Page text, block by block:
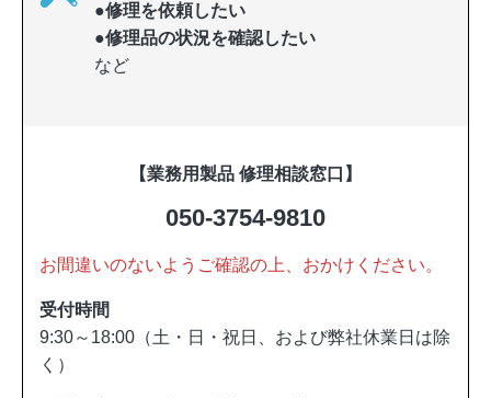
●修理を依頼したい
●修理品の状況を確認したい
など
【業務用製品 修理相談窓口】
050-3754-9810
お間違いのないようご確認の上、おかけください。
受付時間
9:30～18:00（土・日・祝日、および弊社休業日は除
く）